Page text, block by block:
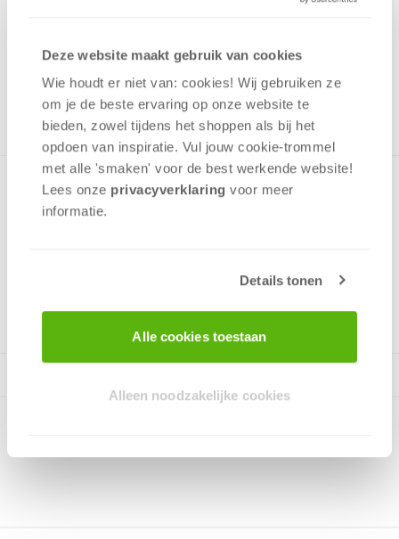
Deze website maakt gebruik van cookies
Wie houdt er niet van: cookies! Wij gebruiken ze
om je de beste ervaring op onze website te
bieden, zowel tijdens het shoppen als bij het
opdoen van inspiratie. Vul jouw cookie-trommel
met alle 'smaken' voor de best werkende website​!
Lees onze privacyverklaring voor meer
informatie.
Details tonen
Alle cookies toestaan
Alleen noodzakelijke cookies
UIT HET ASSORTIMENT
Met dit spel moet jij ervoor zorgen dat jij je rij chips zo snel
mogelijk vol hebt. Het spel wordt geleverd in een stevige